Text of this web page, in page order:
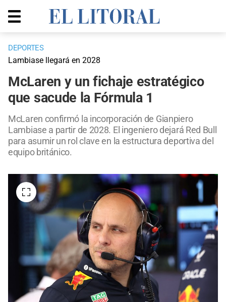
DEPORTES
Lambiase llegará en 2028
McLaren y un fichaje estratégico
que sacude la Fórmula 1
McLaren confirmó la incorporación de Gianpiero
Lambiase a partir de 2028. El ingeniero dejará Red Bull
para asumir un rol clave en la estructura deportiva del
equipo británico.